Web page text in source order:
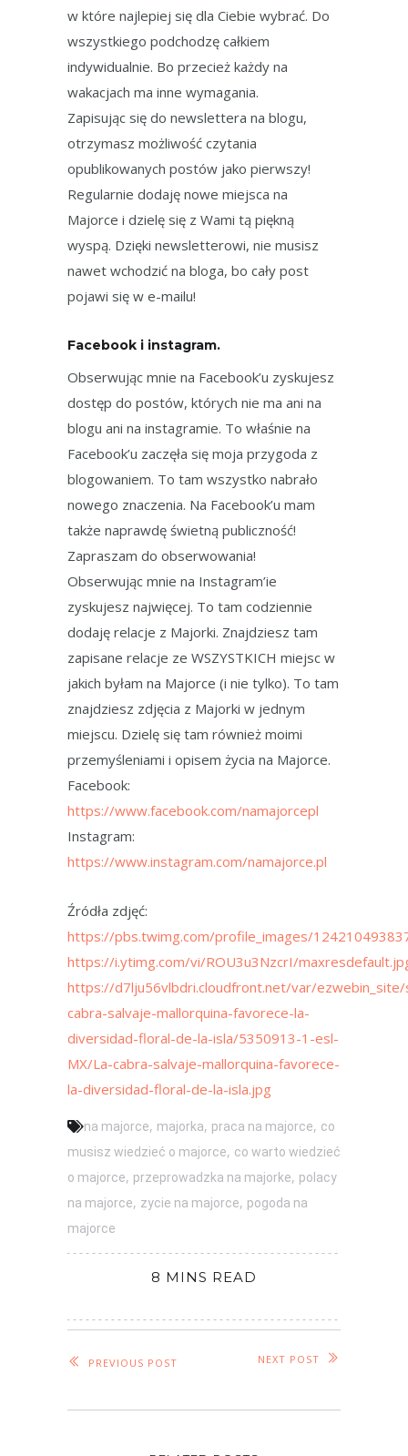
w które najlepiej się dla Ciebie wybrać. Do
wszystkiego podchodzę całkiem
indywidualnie. Bo przecież każdy na
wakacjach ma inne wymagania.
Zapisując się do newslettera na blogu,
otrzymasz możliwość czytania
opublikowanych postów jako pierwszy!
Regularnie dodaję nowe miejsca na
Majorce i dzielę się z Wami tą piękną
wyspą. Dzięki newsletterowi, nie musisz
nawet wchodzić na bloga, bo cały post
pojawi się w e-mailu!
Facebook i instagram.
Obserwując mnie na Facebook’u zyskujesz
dostęp do postów, których nie ma ani na
blogu ani na instagramie. To właśnie na
Facebook’u zaczęła się moja przygoda z
blogowaniem. To tam wszystko nabrało
nowego znaczenia. Na Facebook’u mam
także naprawdę świetną publiczność!
Zapraszam do obserwowania!
Obserwując mnie na Instagram’ie
zyskujesz najwięcej. To tam codziennie
dodaję relacje z Majorki. Znajdziesz tam
zapisane relacje ze WSZYSTKICH miejsc w
jakich byłam na Majorce (i nie tylko). To tam
znajdziesz zdjęcia z Majorki w jednym
miejscu. Dzielę się tam również moimi
przemyśleniami i opisem życia na Majorce.
Facebook:
https://www.facebook.com/namajorcepl
Instagram:
https://www.instagram.com/namajorce.pl
Źródła zdjęć:
https://pbs.twimg.com/profile_images/
https://i.ytimg.com/vi/ROU3u3NzcrI/
https://d7lju56vlbdri.cloudfront.net/var/
cabra-salvaje-mallorquina-favorece-la-
diversidad-floral-de-la-isla/5350913-1-esl-
MX/La-cabra-salvaje-mallorquina-favorece-
la-diversidad-floral-de-la-isla.jpg
na majorce, majorka, praca na majorce, co
musisz wiedzieć o majorce, co warto wiedzieć
o majorce, przeprowadzka na majorke, polacy
na majorce, zycie na majorce, pogoda na
majorce
8 MINS READ
PREVIOUS POST NEXT POST